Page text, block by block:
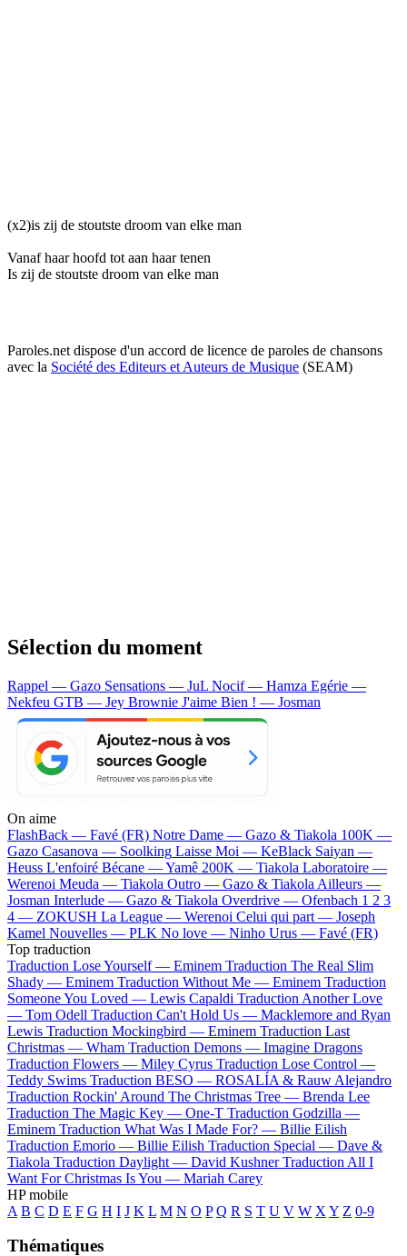
(x2)is zij de stoutste droom van elke man
Vanaf haar hoofd tot aan haar tenen
Is zij de stoutste droom van elke man
Paroles.net dispose d'un accord de licence de paroles de chansons
avec la Société des Editeurs et Auteurs de Musique (SEAM)
Sélection du moment
Rappel — Gazo Sensations — JuL Nocif — Hamza Egérie —
Nekfeu GTB — Jey Brownie J'aime Bien ! — Josman
On aime
FlashBack — Favé (FR) Notre Dame — Gazo & Tiakola 100K —
Gazo Casanova — Soolking Laisse Moi — KeBlack Saiyan —
Heuss L'enfoiré Bécane —Yamê 200K — Tiakola Laboratoire —
Werenoi Meuda — Tiakola Outro — Gazo & Tiakola Ailleurs —
Josman Interlude — Gazo & Tiakola Overdrive — Ofenbach 1 2 3
4 — ZOKUSH La League — Werenoi Celui qui part — Joseph
Kamel Nouvelles — PLK No love — Ninho Urus — Favé (FR)
Top traduction
Traduction Lose Yourself — Eminem Traduction The Real Slim
Shady — Eminem Traduction Without Me — Eminem Traduction
Someone You Loved — Lewis Capaldi Traduction Another Love
— Tom Odell Traduction Can't Hold Us — Macklemore and Ryan
Lewis Traduction Mockingbird — Eminem Traduction Last
Christmas — Wham Traduction Demons — Imagine Dragons
Traduction Flowers — Miley Cyrus Traduction Lose Control —
Teddy Swims Traduction BESO — ROSALÍA & Rauw Alejandro
Traduction Rockin' Around The Christmas Tree — Brenda Lee
Traduction The Magic Key — One-T Traduction Godzilla —
Eminem Traduction What Was I Made For? — Billie Eilish
Traduction Emorio — Billie Eilish Traduction Special — Dave &
Tiakola Traduction Daylight — David Kushner Traduction All I
Want For Christmas Is You — Mariah Carey
HP mobile
A B C D E F G H I J K L M N O P Q R S T U V W X Y Z 0-9
Thématiques